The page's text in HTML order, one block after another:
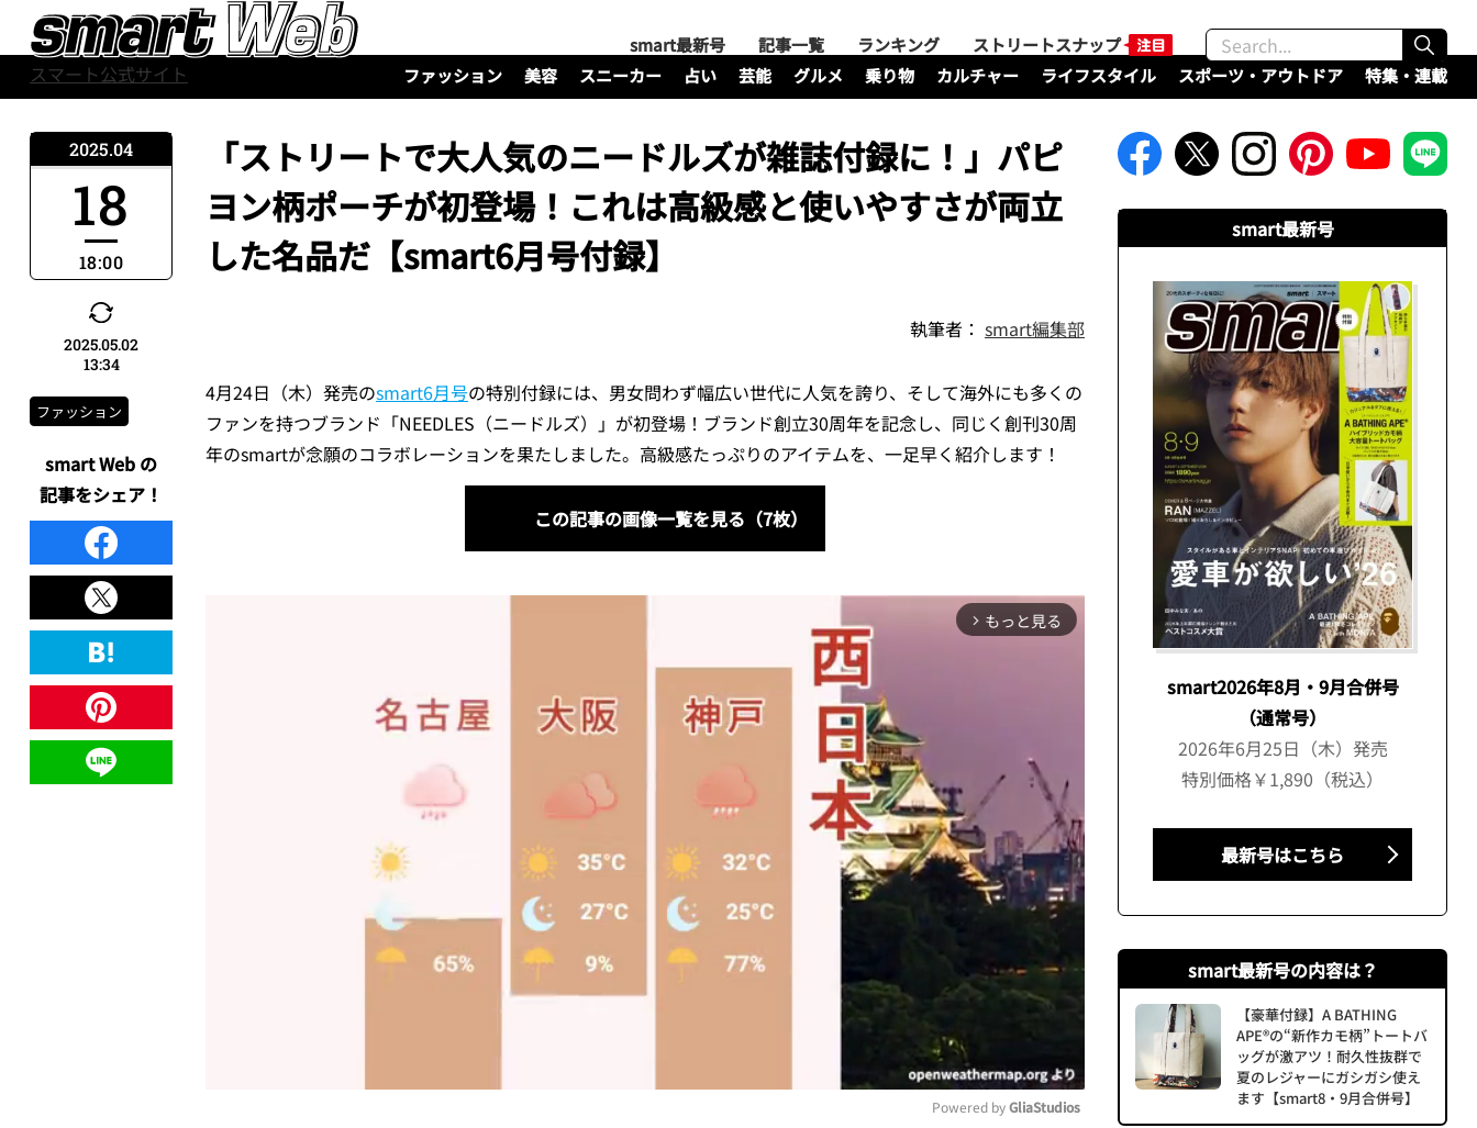
スマート公式サイト
smart最新号 記事一覧 ランキング
ストリートスナップ
ファッション
美容 スニーカー 占い 芸能 グルメ 乗り物 カルチャー ライフスタイル スポーツ・アウトドア 特集・連載
「ストリートで大人気のニードルズが雑誌付録に！」パピ
ヨン柄ポーチが初登場！これは高級感と使いやすさが両立
した名品だ【smart6月号付録】
執筆者： smart編集部
4月24日（木）発売のsmart6月号の特別付録には、男女問わず幅広い世代に人気を誇り、そして海外にも多くの
ファンを持つブランド「NEEDLES（ニードルズ）」が初登場！ブランド創立30周年を記念し、同じく創刊30周
年のsmartが念願のコラボレーションを果たしました。高級感たっぷりのアイテムを、一足早く紹介します！
この記事の画像一覧を見る（7枚）
arrow_forward_ios もっと見る
Powered by GliaStudios
2025.04
18
18:00
2025.05.02
13:34
ファッション
smart Web の
記事をシェア！
smart最新号
smart2026年8月・9月合併号
（通常号）
2026年6月25日（木）発売
特別価格￥1,890（税込）
最新号はこちら
smart最新号の内容は？
【豪華付録】A BATHING
APE®の“新作カモ柄”トートバ
ッグが激アツ！耐久性抜群で
夏のレジャーにガシガシ使え
ます【smart8・9月合併号】